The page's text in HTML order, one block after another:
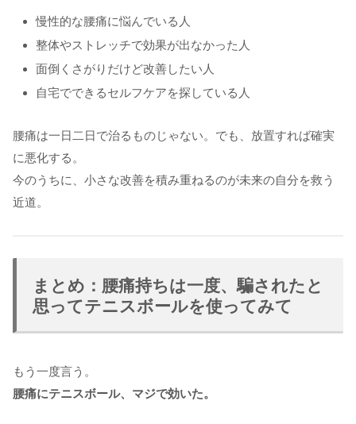
慢性的な腰痛に悩んでいる人
整体やストレッチで効果が出なかった人
面倒くさがりだけど改善したい人
自宅でできるセルフケアを探している人
腰痛は一日二日で治るものじゃない。でも、放置すれば確実
に悪化する。
今のうちに、小さな改善を積み重ねるのが未来の自分を救う
近道。
まとめ：腰痛持ちは一度、騙されたと
思ってテニスボールを使ってみて
もう一度言う。
腰痛にテニスボール、マジで効いた。